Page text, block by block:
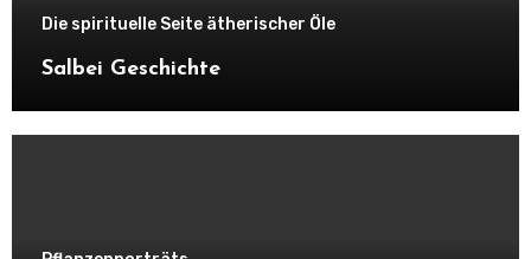
Die spirituelle Seite ätherischer Öle
Salbei Geschichte